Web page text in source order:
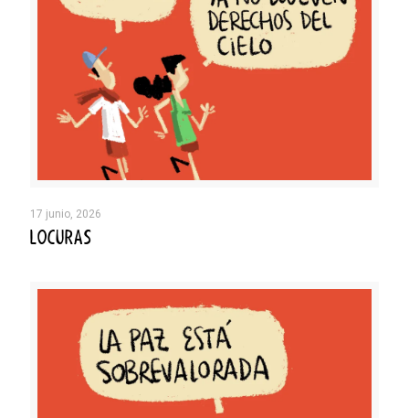
17 junio, 2026
LOCURAS